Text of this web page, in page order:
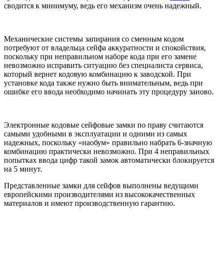
сводится к минимуму, ведь его механизм очень надежный.
Механические системы запирания со сменным кодом
потребуют от владельца сейфа аккуратности и спокойствия,
поскольку при неправильном наборе кода при его замене
невозможно исправить ситуацию без специалиста сервиса,
который вернет кодовую комбинацию к заводской. При
установке кода также нужно быть внимательным, ведь при
ошибке его ввода необходимо начинать эту процедуру заново.
Электронные кодовые сейфовые замки по праву считаются
самыми удобными в эксплуатации и одними из самых
надежных, поскольку «наобум» правильно набрать 6-значную
комбинацию практически невозможно. При 4 неправильных
попытках ввода цифр такой замок автоматически блокируется
на 5 минут.
Представленные замки для сейфов выполнены ведущими
европейскими производителями из высококачественных
материалов и имеют производственную гарантию.